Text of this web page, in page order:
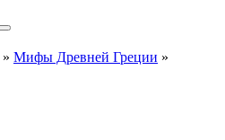
» Мифы Древней Греции »